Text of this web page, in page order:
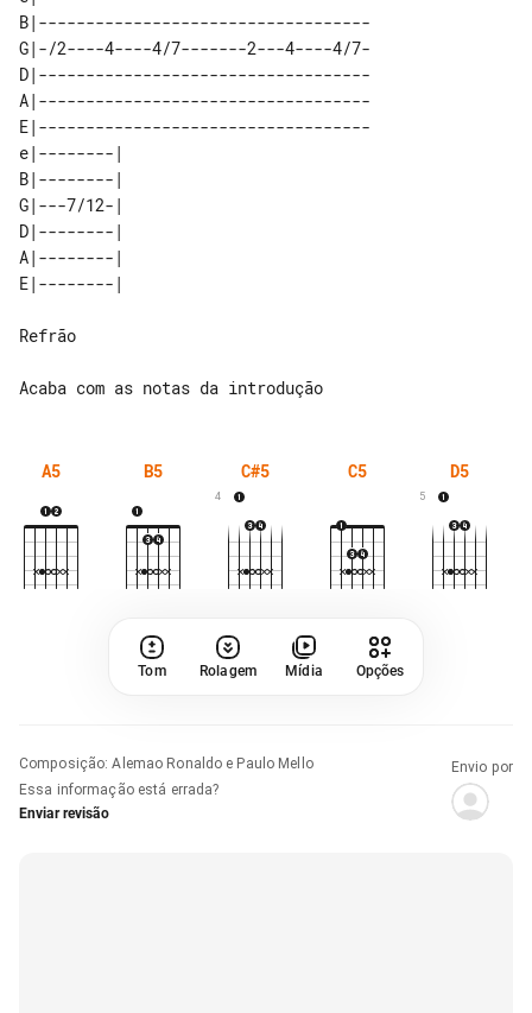
B|-----------------------------------
G|-/2----4----4/7-------2---4----4/7-
D|-----------------------------------
A|-----------------------------------
E|-----------------------------------
e|--------|
B|--------|
G|---7/12-|
D|--------|
A|--------|
Refrão
A5 B5 C#5
4
C5 D5
5
Tom Rolagem Mídia Opções
Composição:Alemao Ronaldo e Paulo Mello
Essa informação está errada?
Enviar revisão
Envio por